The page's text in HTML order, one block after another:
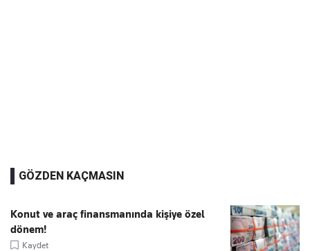
GÖZDEN KAÇMASIN
Konut ve araç finansmanında kişiye özel
dönem!
Kaydet